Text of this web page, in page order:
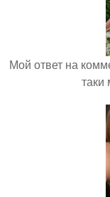
Мой ответ на